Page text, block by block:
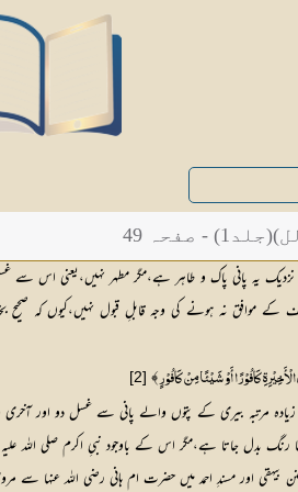
صفحہ 49
یہ پانی پاک و طاہر ہے،مگر مطہر نہیں،یعنی اس سے غسل
موافق نہ ہونے کی وجہ قابلِ قبول نہیں،کیوں کہ
کَافُوْرًا أَوْ شَیْئًا مِنْ کَافُوْرٍ﴾ [2]
مرتبہ بیری کے پتوں والے پانی سے غسل دو اور آخری
سا رنگ بدل جاتا ہے،مگر اس کے باوجود نبیِ اکرم صلی
بیہقی اور مسندِ احمد میں حضرت ام ہانی رضی اللہ عنہا